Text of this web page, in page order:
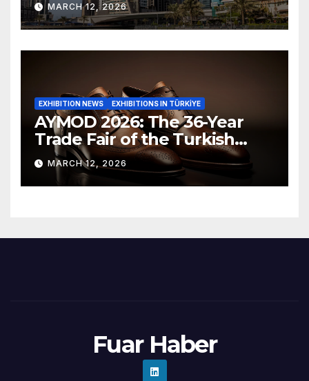
MARCH 12, 2026
EXHIBITION NEWS EXHIBITIONS IN TÜRKİYE
AYMOD 2026: The 36-Year
Trade Fair of the Turkish
Footwear Industry Opens Its
Doors
MARCH 12, 2026
Fuar Haber